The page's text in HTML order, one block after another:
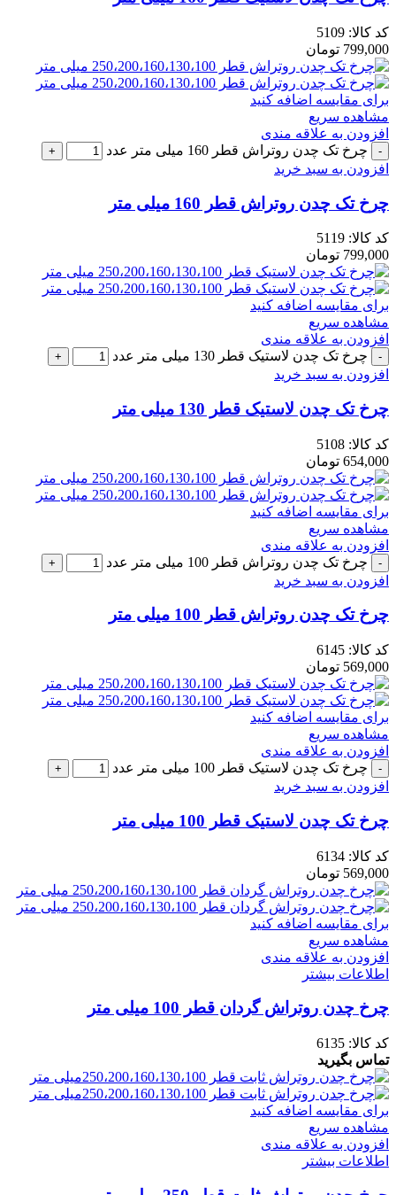
کد کالا: 5109
799,000 تومان
برای مقایسه اضافه کنید
مشاهده سریع
افزودن به علاقه مندی
چرخ تک چدن روتراش قطر 160 میلی متر عدد
افزودن به سبد خرید
چرخ تک چدن روتراش قطر 160 میلی متر
کد کالا: 5119
799,000 تومان
برای مقایسه اضافه کنید
مشاهده سریع
افزودن به علاقه مندی
چرخ تک چدن لاستیک قطر 130 میلی متر عدد
افزودن به سبد خرید
چرخ تک چدن لاستیک قطر 130 میلی متر
کد کالا: 5108
654,000 تومان
برای مقایسه اضافه کنید
مشاهده سریع
افزودن به علاقه مندی
چرخ تک چدن روتراش قطر 100 میلی متر عدد
افزودن به سبد خرید
چرخ تک چدن روتراش قطر 100 میلی متر
کد کالا: 6145
569,000 تومان
برای مقایسه اضافه کنید
مشاهده سریع
افزودن به علاقه مندی
چرخ تک چدن لاستیک قطر 100 میلی متر عدد
افزودن به سبد خرید
چرخ تک چدن لاستیک قطر 100 میلی متر
کد کالا: 6134
569,000 تومان
برای مقایسه اضافه کنید
مشاهده سریع
افزودن به علاقه مندی
اطلاعات بیشتر
چرخ چدن روتراش گردان قطر 100 میلی متر
کد کالا: 6135
تماس بگیرید
برای مقایسه اضافه کنید
مشاهده سریع
افزودن به علاقه مندی
اطلاعات بیشتر